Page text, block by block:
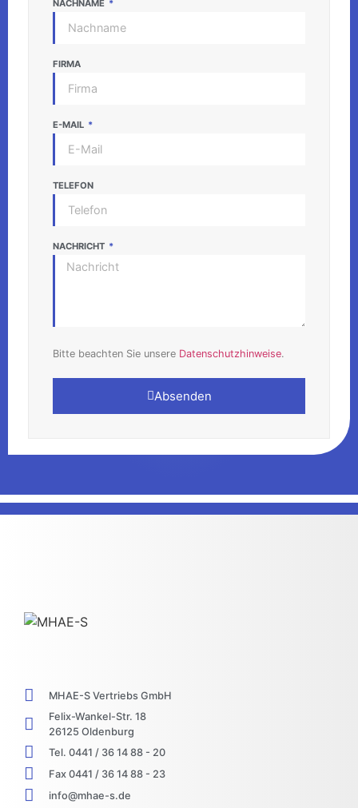
NACHNAME
FIRMA
E-MAIL
TELEFON
NACHRICHT
Bitte beachten Sie unsere Datenschutzhinweise.
Absenden
MHAE-S Vertriebs GmbH
Felix-Wankel-Str. 18
26125 Oldenburg
Tel. 0441 / 36 14 88 - 20
Fax 0441 / 36 14 88 - 23
info@mhae-s.de